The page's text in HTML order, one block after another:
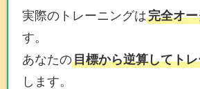
実際のトレーニングは完全オ
す。
あなたの目標から逆算してト
します。